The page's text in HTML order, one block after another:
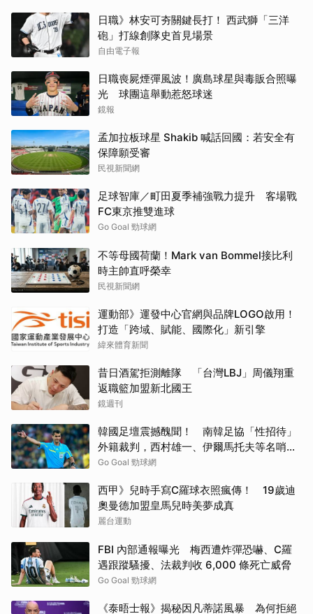
日職》林安可夯關鍵長打！ 西武獅「三洋
砲」打線創隊史首見場景
自由電子報
日職喪屍煙彈風波！廣島球星與毒販合照曝
光 球團這舉動惹怒球迷
鏡報
孟加拉板球星 Shakib 喊話回國：若安全有
保障願受審
民視新聞網
足球智庫／町田夏季補強戰力提升 客場戰
FC東京推雙進球
Go Goal 勁球網
不等母國荷蘭！Mark van Bommel接比利
時主帥直呼榮幸
民視新聞網
運動部》運發中心官網與品牌LOGO啟用！
打造「跨域、賦能、國際化」新引擎
緯來體育新聞
昔日酒駕拒測離隊 「台灣LBJ」周儀翔重
返職籃加盟新北國王
鏡週刊
韓國足壇震撼醜聞！ 南韓足協「性招待」
外籍裁判，西村雄一、伊爾馬托夫等名哨捲
入爭議
Go Goal 勁球網
西甲》兒時手寫C羅球衣照瘋傳！ 19歲迪
奧曼德加盟皇馬兒時美夢成真
麗台運動
FBI 內部通報曝光 梅西遭炸彈恐嚇、C羅
遇跟蹤騷擾、法裁判收 6,000 條死亡威脅
Go Goal 勁球網
《泰晤士報》揭秘因凡蒂諾風暴 為何拒絕